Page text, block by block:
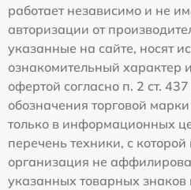
работает независимо и не
авторизации от
указанные на сайте, носят
ознакомительный характер
офертой согласно п. 2 ст.
обозначения торговой
только в информационных
перечень техники, с
организация не
указанных товарных знаков